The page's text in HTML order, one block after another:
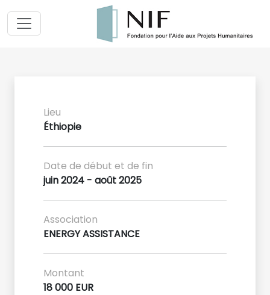
Lieu
Éthiopie
Date de début et de fin
juin 2024 - août 2025
Association
ENERGY ASSISTANCE
Montant
18 000 EUR